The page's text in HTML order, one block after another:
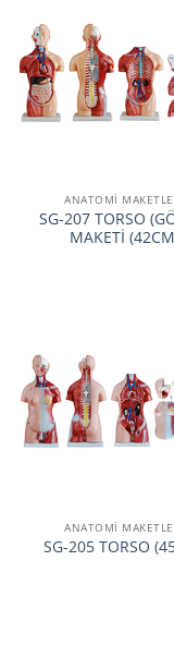
ANATOMİ
SG-207 TORSO
MAKETİ
ANATOMİ
SG-205 TORSO